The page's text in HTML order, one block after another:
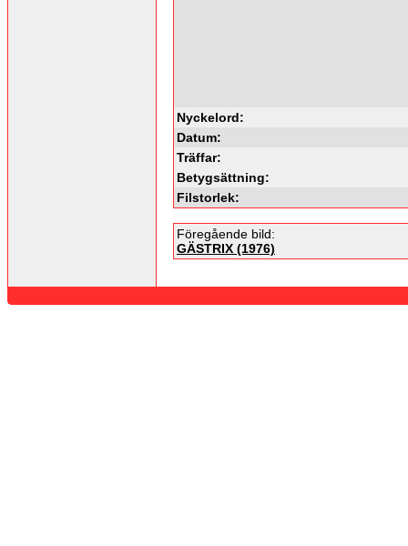
Nyckelord:
Datum:
Träffar:
Betygsättning:
Filstorlek:
Föregående bild:
GÄSTRIX (1976)